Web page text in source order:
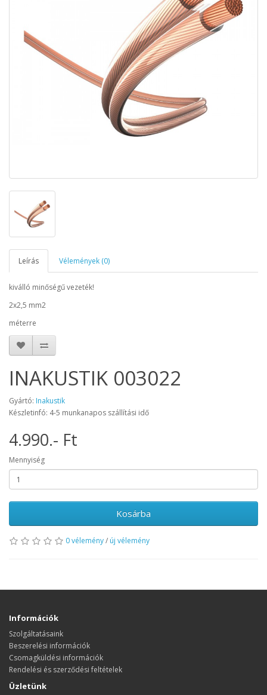
Leírás Vélemények (0)
kiválló minőségű vezeték!
2x2,5 mm2
méterre
INAKUSTIK 003022
Gyártó: Inakustik
Készletinfó: 4-5 munkanapos szállítási idő
4.990.- Ft
Mennyiség
Kosárba
0 vélemény/ új vélemény
Információk
Szolgáltatásaink
Beszerelési információk
Csomagküldési információk
Rendelési és szerződési feltételek
Üzletünk